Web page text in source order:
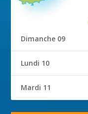
Dimanche 09
Lundi 10
Mardi 11